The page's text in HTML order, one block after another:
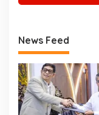
News Feed